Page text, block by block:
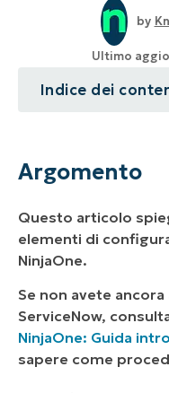
Ultimo
Indice dei
Ambiente
Risorse
Argomento
Questo articolo
elementi di
NinjaOne.
Se non avete
ServiceNow,
NinjaOne: Guida
sapere come